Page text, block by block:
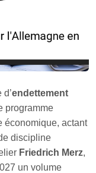
endettement
programme
économique, actant
discipline
Friedrich Merz,
un volume